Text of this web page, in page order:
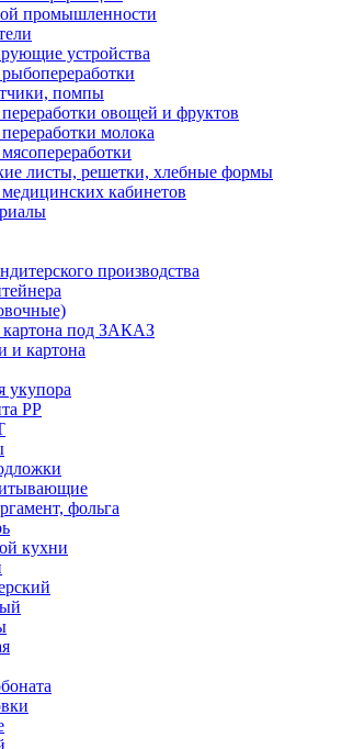
промышленности
устройства
помпы
овощей и фруктов
молока
листы, решетки, хлебные формы
кабинетов
производства
картона под ЗАКАЗ
и картона
укупора
РР
фольга
кухни